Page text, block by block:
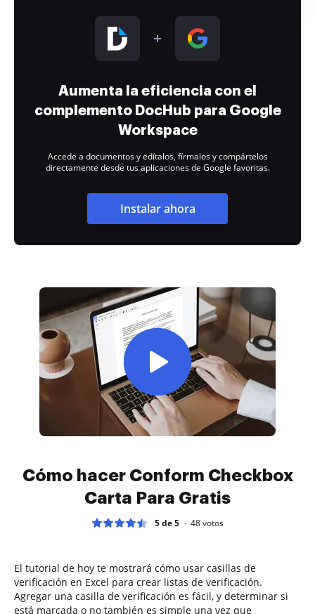
Aumenta la eficiencia con el
complemento DocHub para Google
Workspace
Accede a documentos y edítalos, fírmalos y compártelos
directamente desde tus aplicaciones de Google favoritas.
Instalar ahora
Cómo hacer Conform Checkbox
Carta Para Gratis
5 de 5 48votos
El tutorial de hoy te mostrará cómo usar casillas de
verificación en Excel para crear listas de verificación.
Agregar una casilla de verificación es fácil, y determinar si
está marcada o no también es simple una vez que